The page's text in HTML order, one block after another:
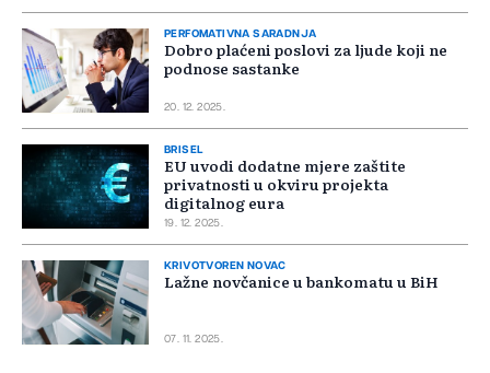
PERFOMATIVNA SARADNJA
Dobro plaćeni poslovi za ljude koji ne
podnose sastanke
20. 12. 2025.
BRISEL
EU uvodi dodatne mjere zaštite
privatnosti u okviru projekta
digitalnog eura
19. 12. 2025.
KRIVOTVOREN NOVAC
Lažne novčanice u bankomatu u BiH
07. 11. 2025.